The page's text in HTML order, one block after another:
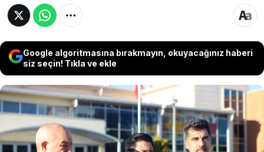
Google algoritmasına bırakmayın, okuyacağınız haberi
siz seçin! Tıkla ve ekle
Silivri Cezaevi’nde tutuklu bulunan TİP Hatay
Milletvekili Can Atalay’ı ziyaret eden Saadet
Partisi Grup Başkanvekili Bülent Kaya, "Umut